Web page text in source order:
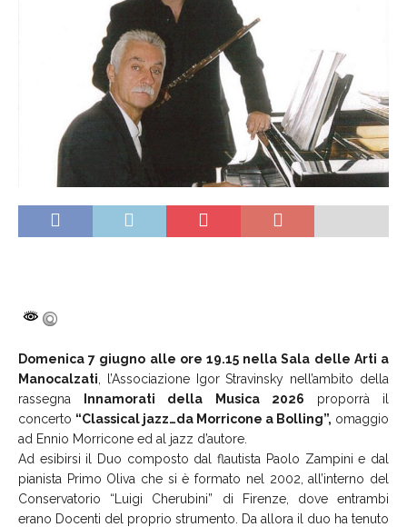
Domenica 7 giugno alle ore 19.15 nella Sala delle Arti a
Manocalzati , l’Associazione Igor Stravinsky nell’ambito della
rassegna
Innamorati della Musica 2026 proporrà il
concerto “Classical jazz…da Morricone a Bolling”, omaggio
ad Ennio Morricone ed al jazz d’autore.
Ad esibirsi il Duo composto dal flautista Paolo Zampini e dal
pianista Primo Oliva che si è formato nel 2002, all’interno del
Conservatorio “Luigi Cherubini” di Firenze, dove entrambi
erano Docenti del proprio strumento. Da allora il duo ha tenuto